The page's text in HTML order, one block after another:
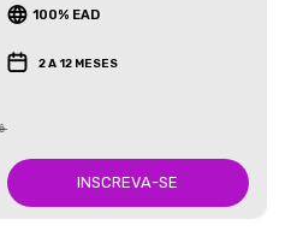
100% EAD
2 A 12 MESES
INSCREVA-SE